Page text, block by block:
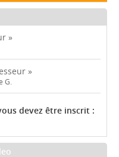
»
»
G.
devez être inscrit :